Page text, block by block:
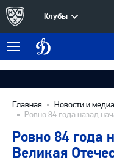
Клубы
Меню
Динамо
Москва
Главная
Новости и медиа
Ровно 84 года назад
Ровно 84 года
Великая